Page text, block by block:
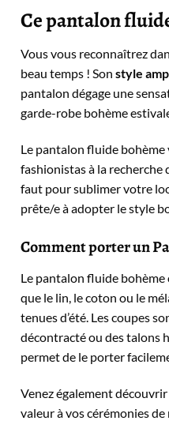
Ce pantalon
Vous vous reconnaîtrez
beau temps ! Son style
pantalon dégage une
garde-robe bohème
Le pantalon fluide
fashionistas à la recherche
faut pour sublimer votre
prête/e à adopter le style
Comment porter un
Le pantalon fluide bohème
que le lin, le coton ou le
tenues d’été. Les coupes
décontracté ou des talons
permet de le porter
Venez également
valeur à vos cérémonies de